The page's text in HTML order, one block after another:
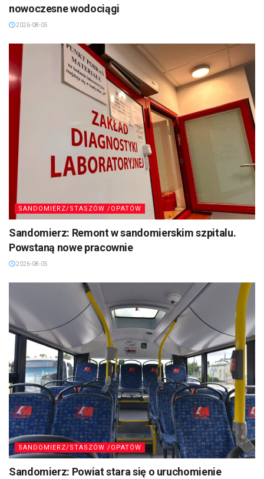
nowoczesne wodociągi
2026-08-05
SANDOMIERZ/STASZÓW /OPATÓW
Sandomierz: Remont w sandomierskim szpitalu.
Powstaną nowe pracownie
2026-08-05
SANDOMIERZ/STASZÓW /OPATÓW
Sandomierz: Powiat stara się o uruchomienie